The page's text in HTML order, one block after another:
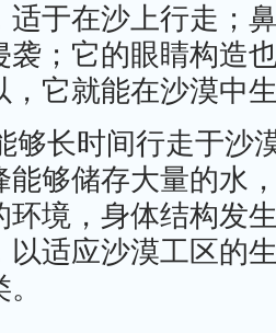
适于在沙上行走；
袭；它的眼睛构造
，它就能在沙漠中
够长时间行走于沙
能够储存大量的水
环境，身体结构发
以适应沙漠工区的